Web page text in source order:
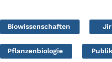
Biowissenschaften
Pflanzenbiologie